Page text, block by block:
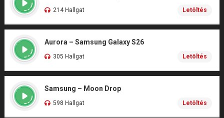
214 Hallgat Letöltés
Aurora – Samsung Galaxy S26
305 Hallgat Letöltés
Samsung – Moon Drop
598 Hallgat Letöltés